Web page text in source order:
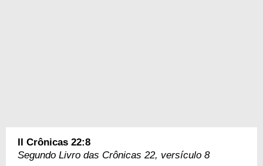
II Crônicas 22:8
Segundo Livro das Crônicas 22, versículo 8